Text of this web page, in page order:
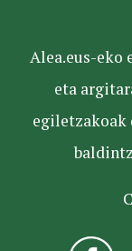
Alea.eus-eko
eta
egiletzakoak